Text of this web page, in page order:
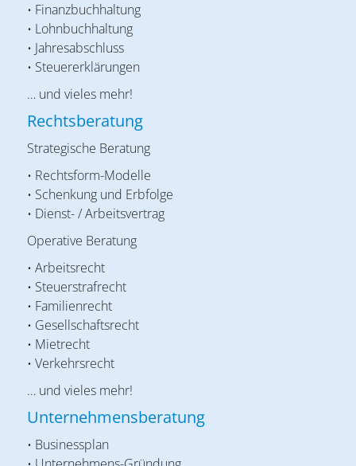
• Finanzbuchhaltung
• Lohnbuchhaltung
• Jahresabschluss
• Steuererklärungen
… und vieles mehr!
Rechtsberatung
Strategische Beratung
• Rechtsform-Modelle
• Schenkung und Erbfolge
• Dienst- / Arbeitsvertrag
Operative Beratung
• Arbeitsrecht
• Steuerstrafrecht
• Familienrecht
• Gesellschaftsrecht
• Mietrecht
• Verkehrsrecht
… und vieles mehr!
Unternehmensberatung
• Businessplan